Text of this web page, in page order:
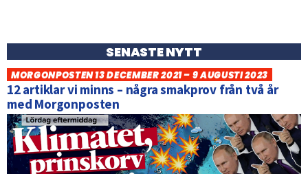
SENASTE NYTT
MORGONPOSTEN 13 DECEMBER 2021 – 9 AUGUSTI 2023
12 artiklar vi minns – några smakprov från två år
med Morgonposten